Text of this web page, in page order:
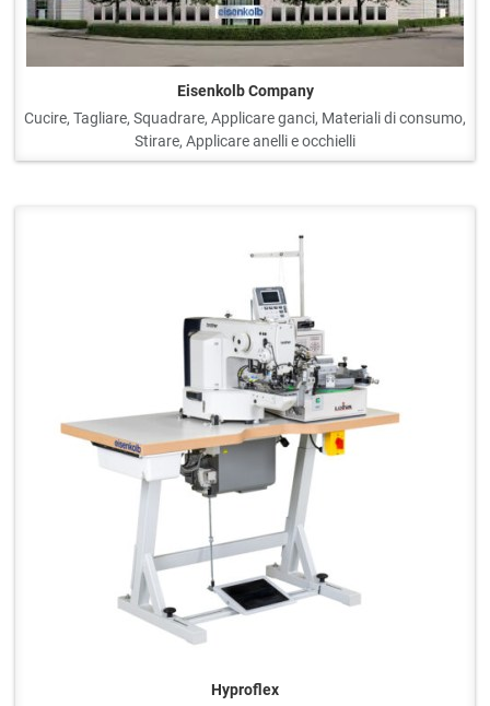
Eisenkolb Company
Cucire, Tagliare, Squadrare, Applicare ganci, Materiali di consumo,
Stirare, Applicare anelli e occhielli
Hyproflex